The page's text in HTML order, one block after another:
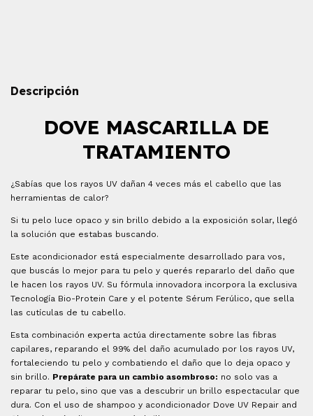
Descripción
DOVE MASCARILLA DE
TRATAMIENTO
¿Sabías que los rayos UV dañan 4 veces más el cabello que las
herramientas de calor?
Si tu pelo luce opaco y sin brillo debido a la exposición solar, llegó
la solución que estabas buscando.
Este acondicionador está especialmente desarrollado para vos,
que buscás lo mejor para tu pelo y querés repararlo del daño que
le hacen los rayos UV. Su fórmula innovadora incorpora la exclusiva
Tecnología Bio-Protein Care y el potente Sérum Ferúlico, que sella
las cutículas de tu cabello.
Esta combinación experta actúa directamente sobre las fibras
capilares, reparando el 99% del daño acumulado por los rayos UV,
fortaleciendo tu pelo y combatiendo el daño que lo deja opaco y
sin brillo. Prepárate para un cambio asombroso: no solo vas a
reparar tu pelo, sino que vas a descubrir un brillo espectacular que
dura. Con el uso de shampoo y acondicionador Dove UV Repair and